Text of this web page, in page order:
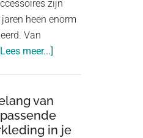
zijn
heen enorm
Van
meer...]
kinderhoedjes
tot
speelgoedjuwelen
van
in je